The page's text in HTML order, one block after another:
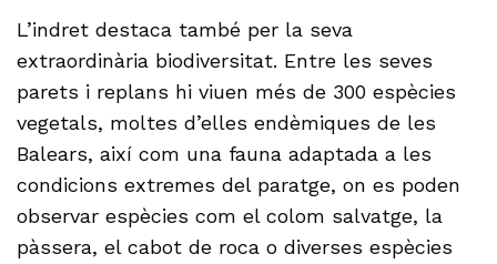
L’indret destaca també per la seva
extraordinària biodiversitat. Entre les seves
parets i replans hi viuen més de 300 espècies
vegetals, moltes d’elles endèmiques de les
Balears, així com una fauna adaptada a les
condicions extremes del paratge, on es poden
observar espècies com el colom salvatge, la
pàssera, el cabot de roca o diverses espècies